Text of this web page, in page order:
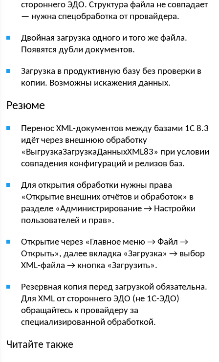
стороннего ЭДО. Структура файла не совпадает
— нужна спецобработка от провайдера.
Двойная загрузка одного и того же файла.
Появятся дубли документов.
Загрузка в продуктивную базу без проверки в
копии. Возможны искажения данных.
Резюме
Перенос XML-документов между базами 1С 8.3
идёт через внешнюю обработку
«ВыгрузкаЗагрузкаДанныхXML83» при условии
совпадения конфигураций и релизов баз.
Для открытия обработки нужны права
«Открытие внешних отчётов и обработок» в
разделе «Администрирование → Настройки
пользователей и прав».
Открытие через «Главное меню → Файл →
Открыть», далее вкладка «Загрузка» → выбор
XML-файла → кнопка «Загрузить».
Резервная копия перед загрузкой обязательна.
Для XML от стороннего ЭДО (не 1С-ЭДО)
обращайтесь к провайдеру за
специализированной обработкой.
Читайте также